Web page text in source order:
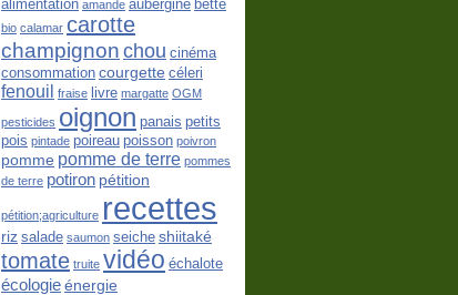
alimentation amande aubergine bette
bio calamar carotte
champignon chou cinéma
consommation courgette céleri
fenouil fraise livre margatte OGM
pesticides oignon panais petits
pois pintade poireau poisson poivron
pomme pomme de terre pommes
de terre potiron pétition
pétition;agriculture recettes
riz salade saumon seiche shiitaké
tomate truite vidéo échalote
écologieénergie